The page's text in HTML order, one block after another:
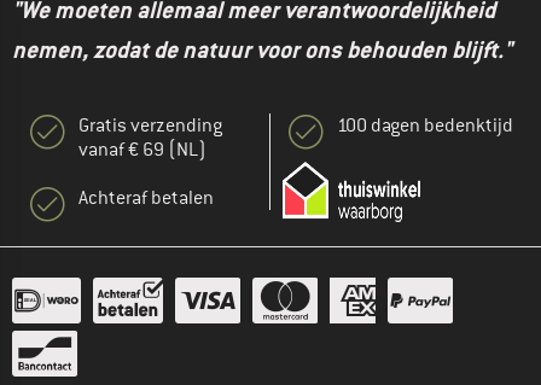
"We moeten allemaal meer verantwoordelijkheid
nemen, zodat de natuur voor ons behouden blijft."
Gratis verzending
vanaf € 69 (NL)
Achteraf betalen
100 dagen bedenktijd